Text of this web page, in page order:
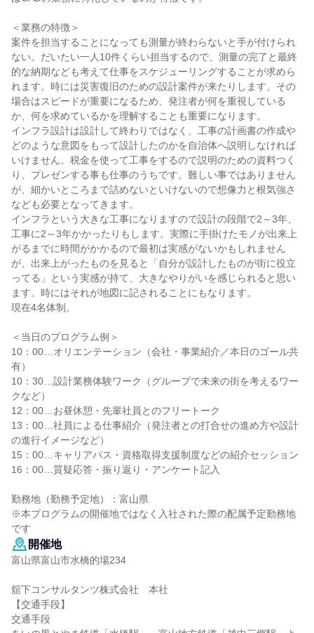
＜業務の特徴＞
案件を担当することになっても測量が終わらないと手が付けられ
ない。だいたい一人10件くらい担当するので、測量の完了と最終
的な納期なども考えて仕事をスケジューリングすることが求めら
れます。時には災害復旧のための設計案件が来たりします。その
場合はスピードが重要になるため、発注者が何を重視している
か、何を求めているかを理解することも重要になります。
インフラ設計は設計して終わりではなく、工事の計画書の作成や
どのような意図をもって設計したのかを自治体へ説明しなければ
いけません。税金を使って工事をするので説明のための資料つく
り、プレゼンする事も仕事のうちです。難しい事ではありません
が、細かいところまで詰めないといけないので想像力と根気強さ
なども必要となってきます。
インフラという大きな工事になりますので設計の段階で2～3年、
工事に2～3年かかったりもします。実際に手掛けたモノが出来上
がるまでに時間がかかるので最初は実感がないかもしれません
が、出来上がったものを見ると「自分が設計したものが街に役立
ってる」という実感が持て、大きなやりがいを感じられると思い
ます。時にはそれが地図に記されることにもなります。
現在4名体制。
＜当日のプログラム例＞
10：00…オリエンテーション（会社・事業紹介／本日のゴール共
有）
10：30…設計業務体験ワーク（グループで未来の街を考えるワー
クなど）
12：00…お昼休憩・先輩社員とのフリートーク
13：00…社員による仕事紹介（発注者との打合せの進め方や設計
の進行イメージなど）
15：00…キャリアパス・資格取得支援制度などの紹介セッション
16：00…質疑応答・振り返り・アンケート記入
勤務地（勤務予定地）：富山県
※本プログラムの開催地ではなく入社された際の配属予定勤務地
です
開催地
富山県富山市水橋的場234
舘下コンサルタンツ株式会社 本社
【交通手段】
交通手段